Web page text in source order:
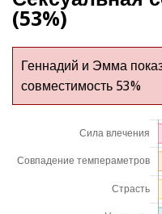
(53%)
Геннадий и Эмма
совместимость 53%